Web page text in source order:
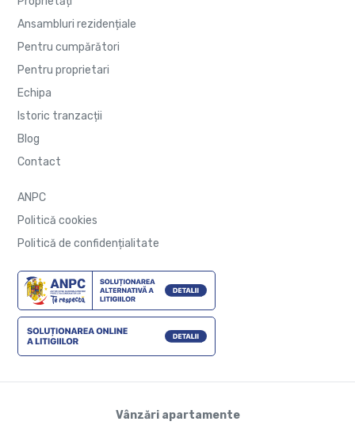
Ansambluri rezidențiale
Pentru cumpărători
Pentru proprietari
Echipa
Istoric tranzacții
Blog
Contact
ANPC
Politică cookies
Politică de confidențialitate
Vânzări apartamente